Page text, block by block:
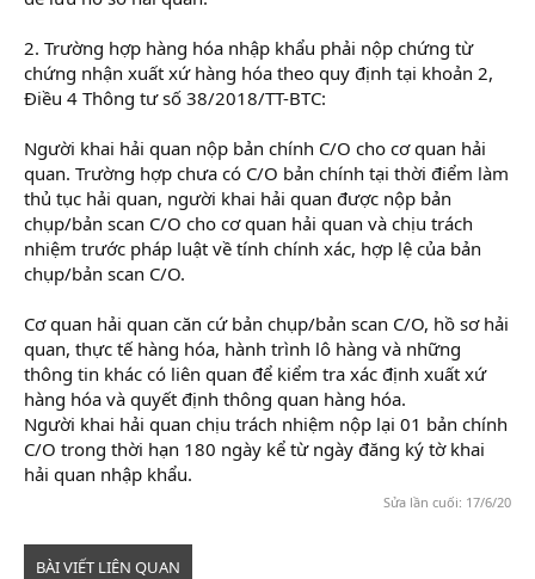
2. Trường hợp hàng hóa nhập khẩu phải nộp chứng từ
chứng nhận xuất xứ hàng hóa theo quy định tại khoản 2,
Điều 4 Thông tư số 38/2018/TT-BTC:
Người khai hải quan nộp bản chính C/O cho cơ quan hải
quan. Trường hợp chưa có C/O bản chính tại thời điểm làm
thủ tục hải quan, người khai hải quan được nộp bản
chụp/bản scan C/O cho cơ quan hải quan và chịu trách
nhiệm trước pháp luật về tính chính xác, hợp lệ của bản
chụp/bản scan C/O.
Cơ quan hải quan căn cứ bản chụp/bản scan C/O, hồ sơ hải
quan, thực tế hàng hóa, hành trình lô hàng và những
thông tin khác có liên quan để kiểm tra xác định xuất xứ
hàng hóa và quyết định thông quan hàng hóa.
Người khai hải quan chịu trách nhiệm nộp lại 01 bản chính
C/O trong thời hạn 180 ngày kể từ ngày đăng ký tờ khai
hải quan nhập khẩu.
Sửa lần cuối: 17/6/20
BÀI VIẾT LIÊN QUAN